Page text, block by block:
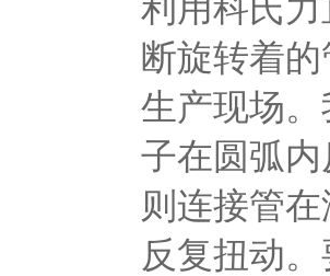
利用科氏
断旋转着
生产现场
子在圆弧
则连接管
反复扭动